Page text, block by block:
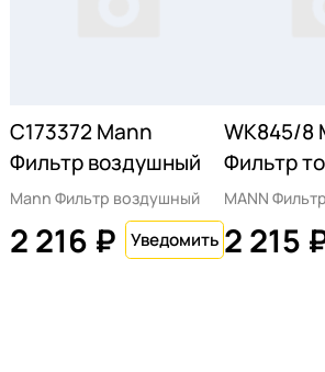
C173372 Mann
Фильтр воздушный
Mann Фильтр воздушный
2 216 ₽
WK845/8
Фильтр
MANN
2 215